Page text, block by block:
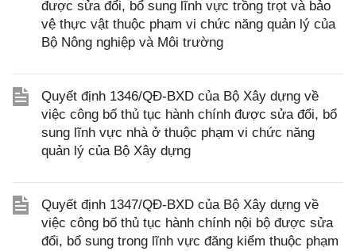
được sửa đổi, bổ sung lĩnh vực trồng trọt và bảo
vệ thực vật thuộc phạm vi chức năng quản lý của
Bộ Nông nghiệp và Môi trường
Quyết định 1346/QĐ-BXD của Bộ Xây dựng về
việc công bố thủ tục hành chính được sửa đổi, bổ
sung lĩnh vực nhà ở thuộc phạm vi chức năng
quản lý của Bộ Xây dựng
Quyết định 1347/QĐ-BXD của Bộ Xây dựng về
việc công bố thủ tục hành chính nội bộ được sửa
đổi, bổ sung trong lĩnh vực đăng kiểm thuộc phạm